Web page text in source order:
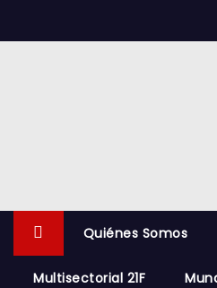
k
n
Quiénes Somos
Multisectorial 21F